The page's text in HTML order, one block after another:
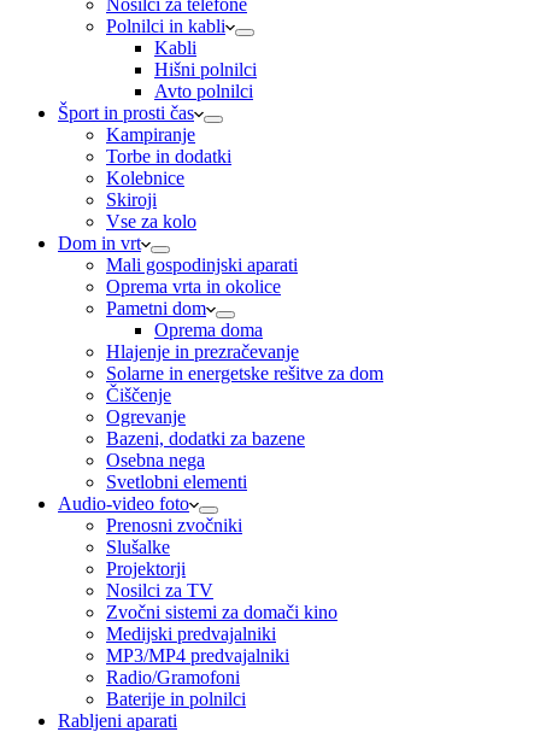
Nosilci za telefone
Polnilci in kabli
Kabli
Hišni polnilci
Avto polnilci
Šport in prosti čas
Kampiranje
Torbe in dodatki
Kolebnice
Skiroji
Vse za kolo
Dom in vrt
Mali gospodinjski aparati
Oprema vrta in okolice
Pametni dom
Oprema doma
Hlajenje in prezračevanje
Solarne in energetske rešitve za dom
Čiščenje
Ogrevanje
Bazeni, dodatki za bazene
Osebna nega
Svetlobni elementi
Audio-video foto
Prenosni zvočniki
Slušalke
Projektorji
Nosilci za TV
Zvočni sistemi za domači kino
Medijski predvajalniki
MP3/MP4 predvajalniki
Radio/Gramofoni
Baterije in polnilci
Rabljeni aparati